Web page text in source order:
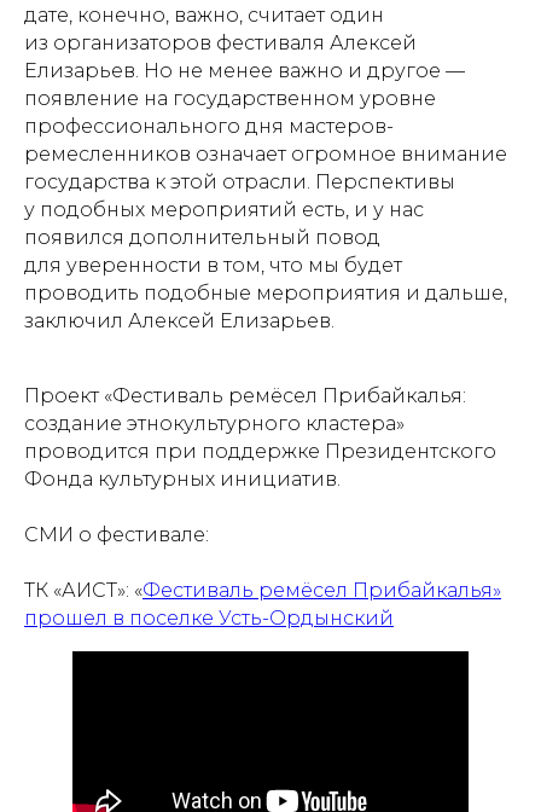
дате, конечно, важно, считает один
из организаторов фестиваля Алексей
Елизарьев. Но не менее важно и другое —
появление на государственном уровне
профессионального дня мастеров-
ремесленников означает огромное внимание
государства к этой отрасли. Перспективы
у подобных мероприятий есть, и у нас
появился дополнительный повод
для уверенности в том, что мы будет
проводить подобные мероприятия и дальше,
заключил Алексей Елизарьев.
Проект «Фестиваль ремёсел Прибайкалья:
создание этнокультурного кластера»
проводится при поддержке Президентского
Фонда культурных инициатив.
СМИ о фестивале:
ТК «АИСТ»: «Фестиваль ремёсел Прибайкалья»
прошел в поселке Усть-Ордынский